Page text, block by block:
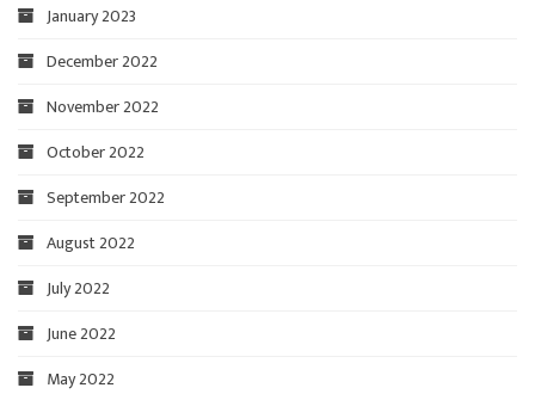
January 2023
December 2022
November 2022
October 2022
September 2022
August 2022
July 2022
June 2022
May 2022